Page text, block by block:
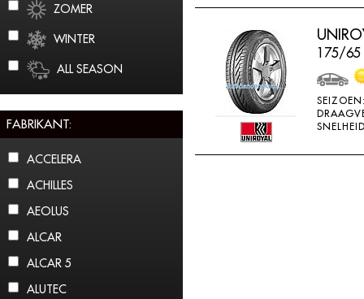
ZOMER
WINTER
ALL SEASON
FABRIKANT:
ACCELERA
ACHILLES
AEOLUS
ALCAR
ALCAR 5
ALUTEC
175/65